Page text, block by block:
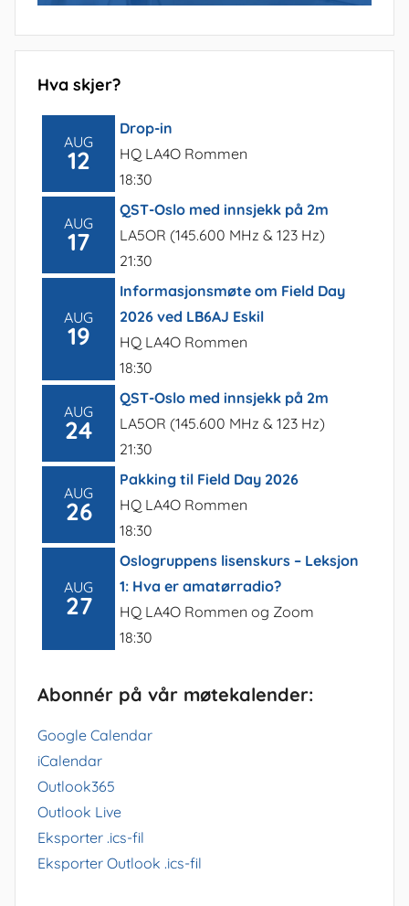
Hva skjer?
AUG
12
Drop-in
HQ LA4O Rommen
18:30
AUG
17
QST-Oslo med innsjekk på 2m
LA5OR (145.600 MHz & 123 Hz)
21:30
AUG
19
Informasjonsmøte om Field Day
2026 ved LB6AJ Eskil
HQ LA4O Rommen
18:30
AUG
24
QST-Oslo med innsjekk på 2m
LA5OR (145.600 MHz & 123 Hz)
21:30
AUG
26
Pakking til Field Day 2026
HQ LA4O Rommen
18:30
AUG
27
Oslogruppens lisenskurs – Leksjon
1: Hva er amatørradio?
HQ LA4O Rommen og Zoom
18:30
Abonnér på vår møtekalender:
Google Calendar
iCalendar
Outlook365
Outlook Live
Eksporter .ics-fil
Eksporter Outlook .ics-fil